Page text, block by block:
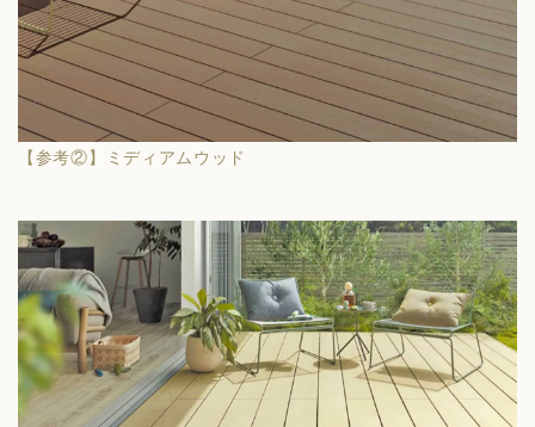
【参考②】ミディアムウッド